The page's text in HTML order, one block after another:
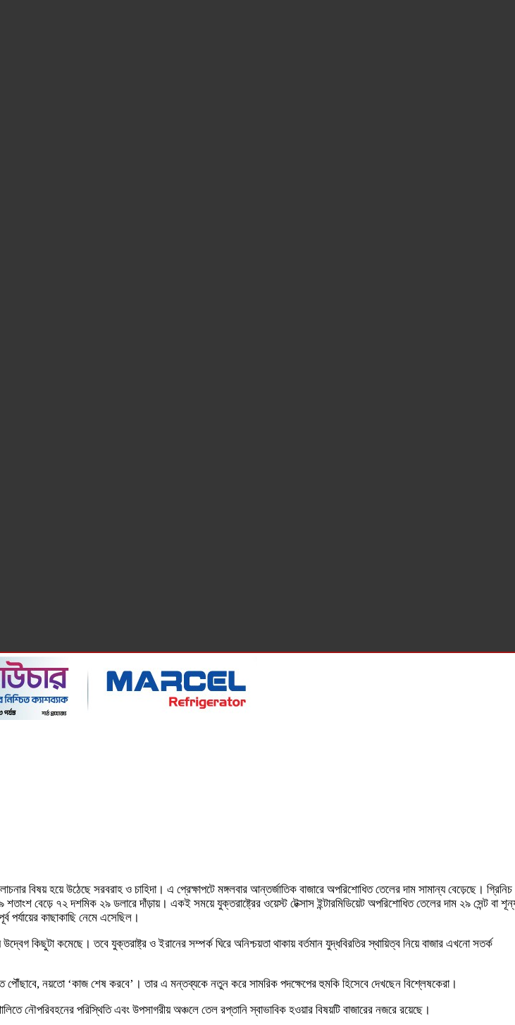
বিষয় হয়ে উঠেছে সরবরাহ ও চাহিদা। এ প্রেক্ষাপটে মঙ্গলবার আন্তর্জাতিক বাজারে অপরিশোধিত তেলের দাম সামান্য বেড়েছে। গ্রিনিচ
বেড়ে ৭২ দশমিক ২৯ ডলারে দাঁড়ায়। একই সময়ে যুক্তরাষ্ট্রের ওয়েস্ট টেক্সাস ইন্টারমিডিয়েট অপরিশোধিত তেলের দাম ২৯ সেন্ট বা
কাছাকাছি নেমে এসেছিল।
কিছুটা কমেছে। তবে যুক্তরাষ্ট্র ও ইরানের সম্পর্ক ঘিরে অনিশ্চয়তা থাকায় বর্তমান যুদ্ধবিরতির স্থায়িত্ব নিয়ে বাজার এখনো সতর্ক
পৌঁছাবে, নয়তো ‘কাজ শেষ করবে’। তার এ মন্তব্যকে নতুন করে সামরিক পদক্ষেপের হুমকি হিসেবে দেখছেন বিশ্লেষকেরা।
নৌপরিবহনের পরিস্থিতি এবং উপসাগরীয় অঞ্চলে তেল রপ্তানি স্বাভাবিক হওয়ার বিষয়টি বাজারের নজরে রয়েছে।